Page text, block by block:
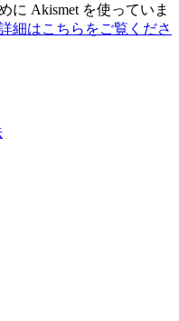
に Akismet を使っていま
細はこちらをご覧くださ